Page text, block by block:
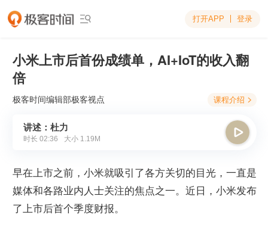
 打开APP 登录
小米上市后首份成绩单，AI+IoT的收入翻
倍
极客时间编辑部极客视点 课程介绍 
讲述：杜力
时长 02:36 大小 1.19M

早在上市之前，小米就吸引了各方关切的目光，一直是
媒体和各路业内人士关注的焦点之一。近日，小米发布
了上市后首个季度财报。